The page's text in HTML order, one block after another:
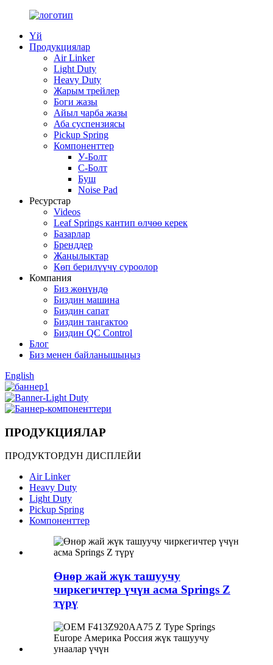
Үй
Продукциялар
Air Linker
Light Duty
Heavy Duty
Жарым трейлер
Боги жазы
Айыл чарба жазы
Аба суспензиясы
Pickup Spring
Компоненттер
У-Болт
C-Болт
Буш
Noise Pad
Ресурстар
Videos
Leaf Springs кантип өлчөө керек
Базарлар
Бренддер
Жаңылыктар
Көп берилүүчү суроолор
Компания
Биз жөнүндө
Биздин машина
Биздин сапат
Биздин таңгактоо
Биздин QC Control
Блог
Биз менен байланышыңыз
English
ПРОДУКЦИЯЛАР
ПРОДУКТОРДУН ДИСПЛЕЙИ
Air Linker
Heavy Duty
Light Duty
Pickup Spring
Компоненттер
Өнөр жай жүк ташуучу
чиркегичтер үчүн асма Springs Z
түрү